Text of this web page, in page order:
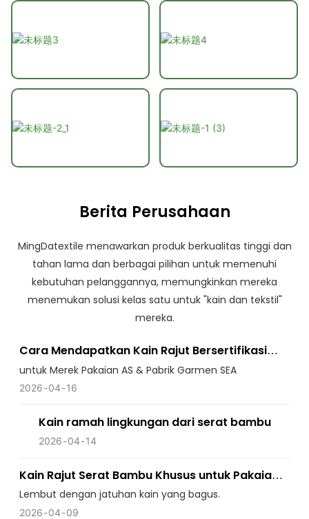
Berita Perusahaan
MingDatextile menawarkan produk berkualitas tinggi dan
tahan lama dan berbagai pilihan untuk memenuhi
kebutuhan pelanggannya, memungkinkan mereka
menemukan solusi kelas satu untuk "kain dan tekstil"
mereka.
Cara Mendapatkan Kain Rajut Bersertifikasi
OEKO-TEX
untuk Merek Pakaian AS & Pabrik Garmen SEA
2026 04 16
Kain ramah lingkungan dari serat bambu
2026 04 14
Kain Rajut Serat Bambu Khusus untuk Pakaian
Tari
Lembut dengan jatuhan kain yang bagus.
2026 04 09